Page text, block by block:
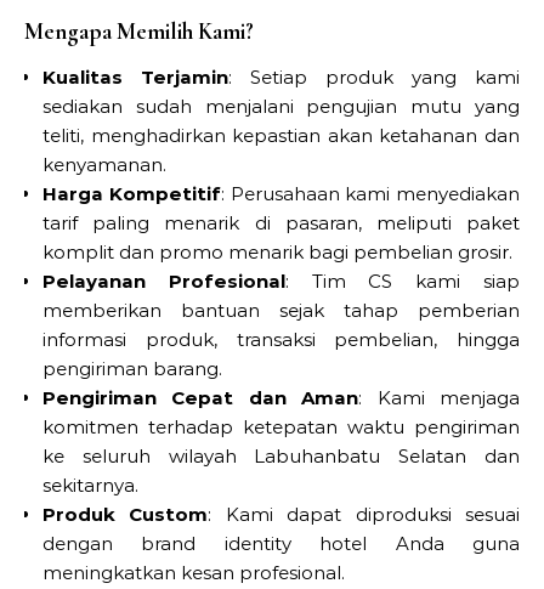
Mengapa Memilih Kami?
Kualitas Terjamin: Setiap produk yang kami
sediakan sudah menjalani pengujian mutu yang
teliti, menghadirkan kepastian akan ketahanan dan
kenyamanan.
Harga Kompetitif: Perusahaan kami menyediakan
tarif paling menarik di pasaran, meliputi paket
komplit dan promo menarik bagi pembelian grosir.
Pelayanan Profesional: Tim CS kami siap
memberikan bantuan sejak tahap pemberian
informasi produk, transaksi pembelian, hingga
pengiriman barang.
Pengiriman Cepat dan Aman: Kami menjaga
komitmen terhadap ketepatan waktu pengiriman
ke seluruh wilayah Labuhanbatu Selatan dan
sekitarnya.
Produk Custom: Kami dapat diproduksi sesuai
dengan brand identity hotel Anda guna
meningkatkan kesan profesional.